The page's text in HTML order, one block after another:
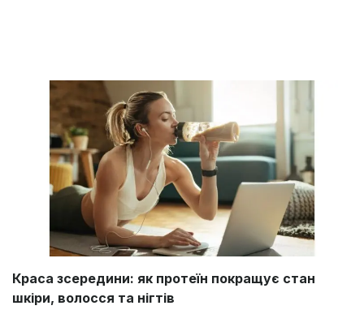
Краса зсередини: як протеїн покращує стан
шкіри, волосся та нігтів